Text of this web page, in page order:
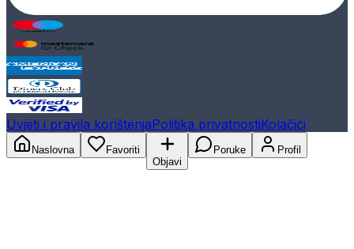
Uvjeti i pravila korištenjaPolitika privatnostiKolačići
Naslovna
Favoriti
Objavi
Poruke Profil